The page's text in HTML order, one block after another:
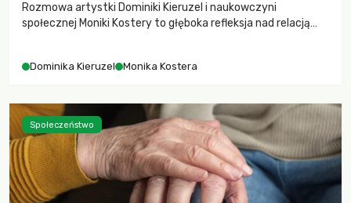
Rozmowa artystki Dominiki Kieruzel i naukowczyni
społecznej Moniki Kostery to głęboka refleksja nad relacją
Dominika Kieruzel Monika Kostera
Społeczeństwo